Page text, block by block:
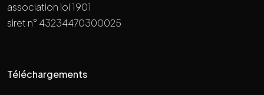
association loi 1901
siret n° 43234470300025
Téléchargements